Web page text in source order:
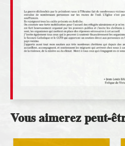
Vous aimerez peut-